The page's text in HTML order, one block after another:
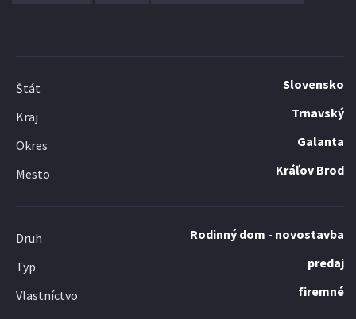
Štát Slovensko
Kraj Trnavský
Okres Galanta
Mesto Kráľov Brod
Druh Rodinný dom - novostavba
Typ predaj
Vlastníctvo firemné